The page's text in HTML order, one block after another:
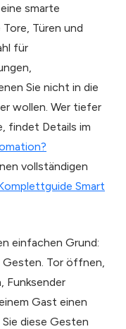
smarte
Türen und
für
Sie nicht in die
wollen. Wer tiefer
findet Details im
vollständigen
Smart
einfachen Grund:
Tor öffnen,
Funksender
Gast einen
diese Gesten